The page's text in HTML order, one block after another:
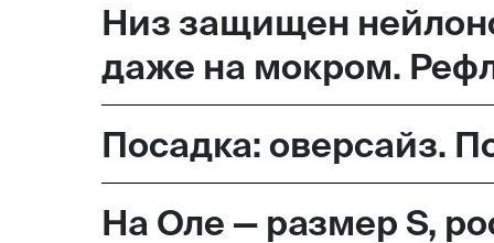
Низ защищен
даже на мокром.
Посадка: оверсайз.
На Оле — размер S,